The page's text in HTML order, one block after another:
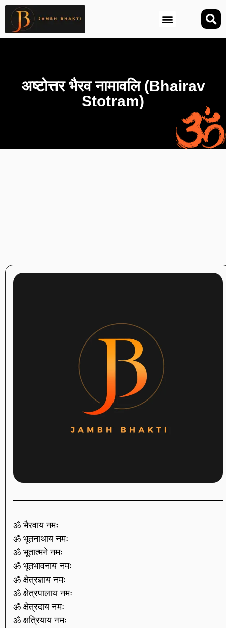
अष्टोत्तर भैरव नामावलि (Bhairav
Stotram)
ॐ भैरवाय नमः
ॐ भूतनाथाय नमः
ॐ भूतात्मने नमः
ॐ भूतभावनाय नमः
ॐ क्षेत्रज्ञाय नमः
ॐ क्षेत्रपालाय नमः
ॐ क्षेत्रदाय नमः
ॐ क्षत्रियाय नमः